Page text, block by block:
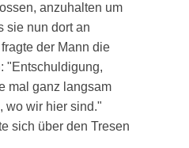
anzuhalten um
sie nun dort an
der Mann die
"Entschuldigung,
mal ganz langsam
wo wir hier sind."
sich über den Tresen